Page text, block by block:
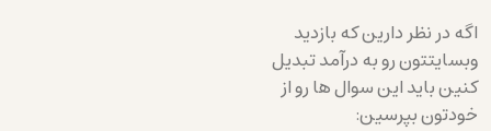
اگه در نظر دارین که بازدید
وبسایتتون رو به درآمد تبدیل
کنین باید این سوال ها رو از
خودتون بپرسین: